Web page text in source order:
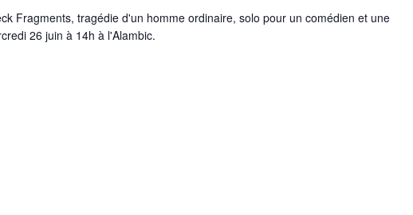
Fragments, tragédie d'un homme ordinaire, solo pour un comédien et une
26 juin à 14h à l'Alambic.